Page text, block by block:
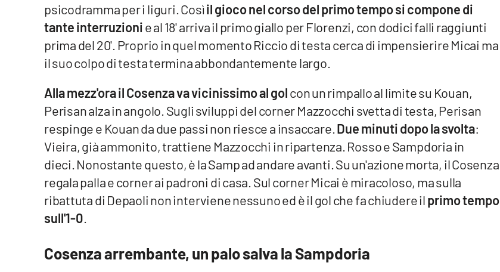
Buona Sanità Calabria
Calabriavisione
Destinazioni
psicodramma per i liguri. Cosìil gioco nel corso del primo tempo si compone di
tante interruzionie al 18' arriva il primo giallo per Florenzi, con dodici falli raggiunti
prima del 20'. Proprio in quel momento Riccio di testa cerca di impensierire Micai ma
il suo colpo di testa termina abbondantemente largo.
Alla mezz'ora il Cosenza va vicinissimo al golcon un rimpallo al limite su Kouan,
Perisan alza in angolo. Sugli sviluppi del corner Mazzocchi svetta di testa, Perisan
respinge e Kouan da due passi non riesce a insaccare. Due minuti dopo la svolta:
Vieira, già ammonito, trattiene Mazzocchi in ripartenza. Rosso e Sampdoria in
dieci. Nonostante questo, è la Samp ad andare avanti. Su un'azione morta, il Cosenza
regala palla e corner ai padroni di casa. Sul corner Micai è miracoloso, ma sulla
ribattuta di Depaoli non interviene nessuno ed è il gol che fa chiudere ilprimo tempo
sull'1-0
Cosenza arrembante, un palo salva la Sampdoria